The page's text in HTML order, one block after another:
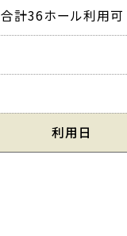
合計36ホール利用
利用日